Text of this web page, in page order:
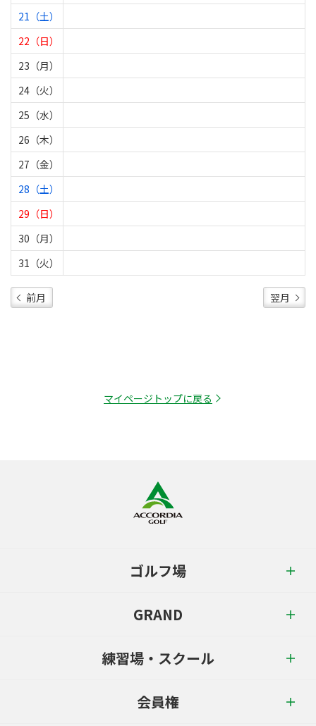
21（土）
22（日）
23（月）
24（火）
25（水）
26（木）
27（金）
28（土）
29（日）
30（月）
31（火）
前月 翌月
マイページトップに戻る
ゴルフ場
GRAND
練習場・スクール
会員権